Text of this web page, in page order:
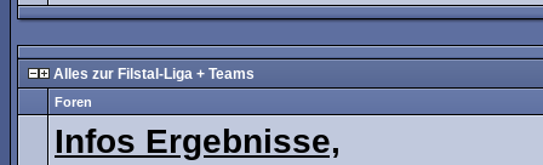
Alles zur Filstal-Liga + Teams
Foren
Infos Ergebnisse,